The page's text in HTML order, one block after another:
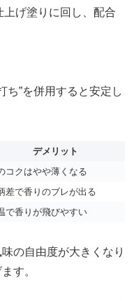
げ塗りに回し、配合
ち”を併用すると安定し
デメリット
コクはやや薄くなる
差で香りのブレが出る
で香りが飛びやすい
の自由度が大きくなり
す。